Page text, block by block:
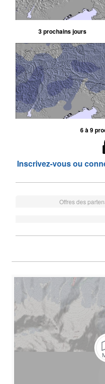
3 prochains jours
6 à 9
Inscrivez-vous ou
Offres des